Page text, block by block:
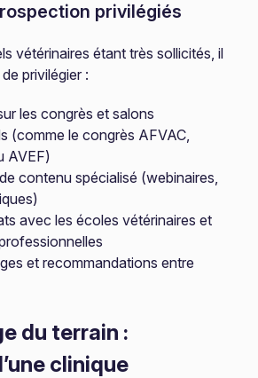
privilégiés
vétérinaires étant très sollicités, il
privilégier :
les congrès et salons
(comme le congrès AFVAC,
AVEF)
contenu spécialisé (webinaires,
avec les écoles vétérinaires et
et recommandations entre
du terrain :
clinique